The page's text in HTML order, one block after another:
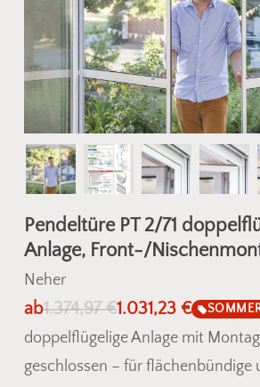
Pendeltüre PT 2/71
Anlage, Front-/
Neher
ab1.374,97€1.031,23 €
doppelflügelige Anlage mit
geschlossen – für flächenbündige